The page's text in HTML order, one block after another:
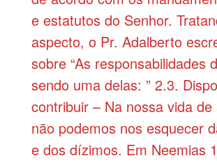
e estatutos do Senhor.
aspecto, o Pr. Adalberto
sobre “As responsabilidades
sendo uma delas: ” 2.3.
contribuir – Na nossa vida de
não podemos nos esquecer
e dos dízimos. Em Neemias